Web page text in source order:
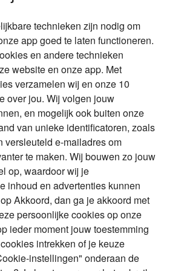
Over Financial Focus
Specialisten
Financial Focus
magazine
The Exit Years
Contact
en over vermogenden.
Veiligheid
Privacy & Cookies
Disclaimer RSS
technieken zijn nodig om
app goed te laten functioneren.
en andere technieken
website en onze app. Met
verzamelen wij en onze 10
over jou. Wij volgen jouw
en mogelijk ook buiten onze
van unieke identificatoren, zoals
versleuteld e-mailadres om
te maken. Wij bouwen zo jouw
op, waardoor wij je
inhoud en advertenties kunnen
Akkoord, dan ga je akkoord met
persoonlijke cookies op onze
ieder moment jouw toestemming
intrekken of je keuze
instellingen" onderaan de